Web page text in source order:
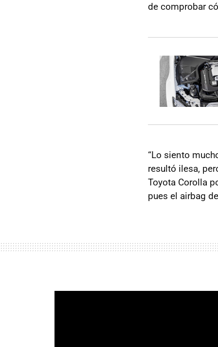
de comprobar
“Lo siento
resultó ilesa,
Toyota Corolla
pues el airbag